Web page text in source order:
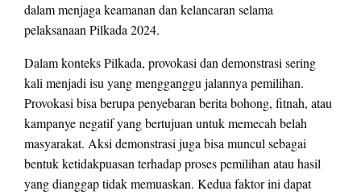
dalam menjaga keamanan dan kelancaran selama
pelaksanaan Pilkada 2024.
Dalam konteks Pilkada, provokasi dan demonstrasi sering
kali menjadi isu yang mengganggu jalannya pemilihan.
Provokasi bisa berupa penyebaran berita bohong, fitnah, atau
kampanye negatif yang bertujuan untuk memecah belah
masyarakat. Aksi demonstrasi juga bisa muncul sebagai
bentuk ketidakpuasan terhadap proses pemilihan atau hasil
yang dianggap tidak memuaskan. Kedua faktor ini dapat